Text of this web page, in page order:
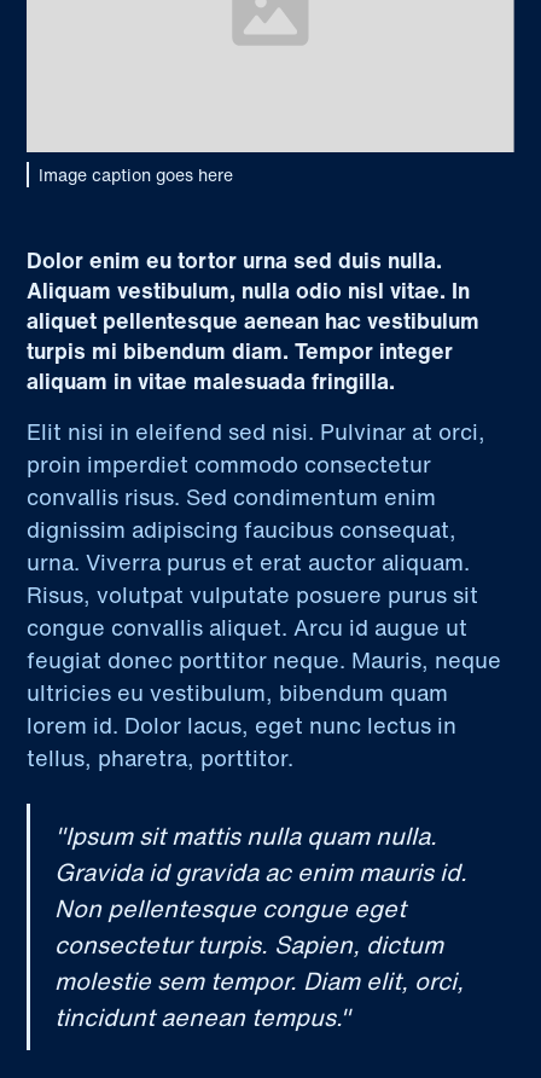
Image caption goes here
Dolor enim eu tortor urna sed duis nulla.
Aliquam vestibulum, nulla odio nisl vitae. In
aliquet pellentesque aenean hac vestibulum
turpis mi bibendum diam. Tempor integer
aliquam in vitae malesuada fringilla.
Elit nisi in eleifend sed nisi. Pulvinar at orci,
proin imperdiet commodo consectetur
convallis risus. Sed condimentum enim
dignissim adipiscing faucibus consequat,
urna. Viverra purus et erat auctor aliquam.
Risus, volutpat vulputate posuere purus sit
congue convallis aliquet. Arcu id augue ut
feugiat donec porttitor neque. Mauris, neque
ultricies eu vestibulum, bibendum quam
lorem id. Dolor lacus, eget nunc lectus in
tellus, pharetra, porttitor.
"Ipsum sit mattis nulla quam nulla.
Gravida id gravida ac enim mauris id.
Non pellentesque congue eget
consectetur turpis. Sapien, dictum
molestie sem tempor. Diam elit, orci,
tincidunt aenean tempus."